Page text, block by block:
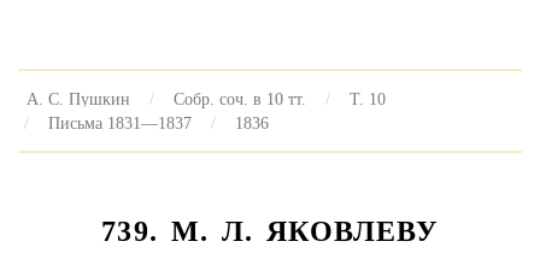
А. С. Пушкин Собр. соч. в 10 тт.
Т. 10
Письма 1831—1837
1836
739. M. Л. ЯКОВЛЕВУ